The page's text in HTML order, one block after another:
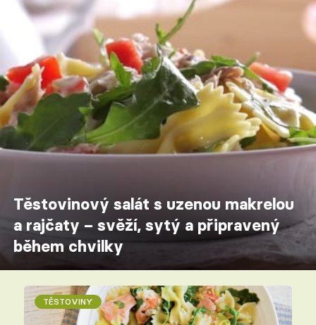
Těstovinový salát s uzenou makrelou
a rajčaty – svěží, sytý a připravený
během chvilky
TĚSTOVINY